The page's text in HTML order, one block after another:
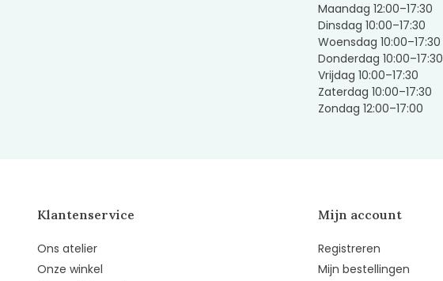
Maandag 12:00–17:30
Dinsdag 10:00–17:30
Woensdag 10:00–17:30
Donderdag 10:00–17:30
Vrijdag 10:00–17:30
Zaterdag 10:00–17:30
Zondag 12:00–17:00
Klantenservice
Ons atelier
Onze winkel
Mijn account
Registreren
Mijn bestellingen